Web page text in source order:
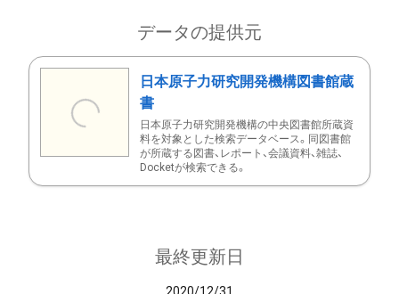
データの提供元
日本原子力研究開発機構図書館蔵
書
日本原子力研究開発機構の中央図書館所蔵資
料を対象とした検索データベース。同図書館
が所蔵する図書、レポート、会議資料、雑誌、
Docketが検索できる。
最終更新日